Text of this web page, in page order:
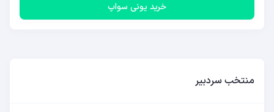
خرید یونی سواپ
منتخب سردبیر